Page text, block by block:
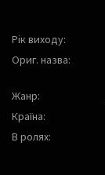
Рік виходу:
Ориг. назва:
Жанр:
Країна:
В ролях: